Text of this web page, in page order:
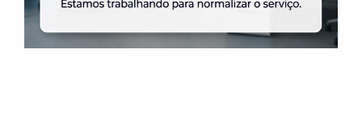
Carteira Social
Inscrições / Cursos